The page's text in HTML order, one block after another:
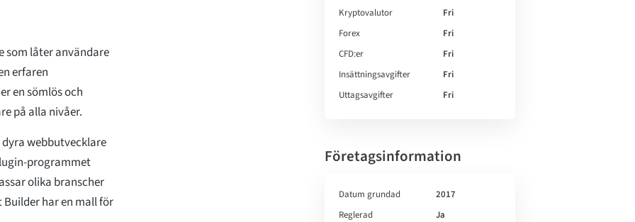
som låter användare
erfaren
en sömlös och
på alla nivåer.
webbutvecklare
programmet
olika branscher
har en mall för
Kryptovalutor
Fri
Forex
Fri
CFD:er
Fri
Insättningsavgifter
Fri
Uttagsavgifter
Fri
Företagsinformation
Datum grundad
2017
Reglerad
Ja